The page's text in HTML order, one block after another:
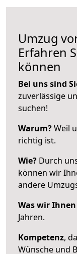
Umzug
Erfahren
können
Bei uns sind
zuverlässige
suchen!
Warum?Weil
richtig ist.
Wie? Durch
können wir
andere
Was wir
Jahren.
Kompetenz,
Wünsche und